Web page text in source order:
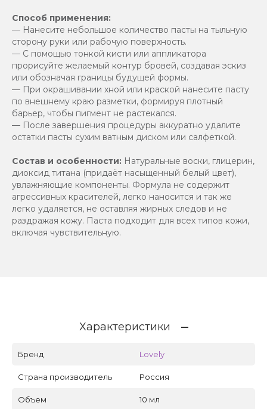
Способ применения:
— Нанесите небольшое количество пасты на тыльную
сторону руки или рабочую поверхность.
— С помощью тонкой кисти или аппликатора
прорисуйте желаемый контур бровей, создавая эскиз
или обозначая границы будущей формы.
— При окрашивании хной или краской нанесите пасту
по внешнему краю разметки, формируя плотный
барьер, чтобы пигмент не растекался.
— После завершения процедуры аккуратно удалите
остатки пасты сухим ватным диском или салфеткой.
Состав и особенности: Натуральные воски, глицерин,
диоксид титана (придаёт насыщенный белый цвет),
увлажняющие компоненты. Формула не содержит
агрессивных красителей, легко наносится и так же
легко удаляется, не оставляя жирных следов и не
раздражая кожу. Паста подходит для всех типов кожи,
включая чувствительную.
Характеристики
Бренд Lovely
Страна производитель Россия
Объем 10 мл